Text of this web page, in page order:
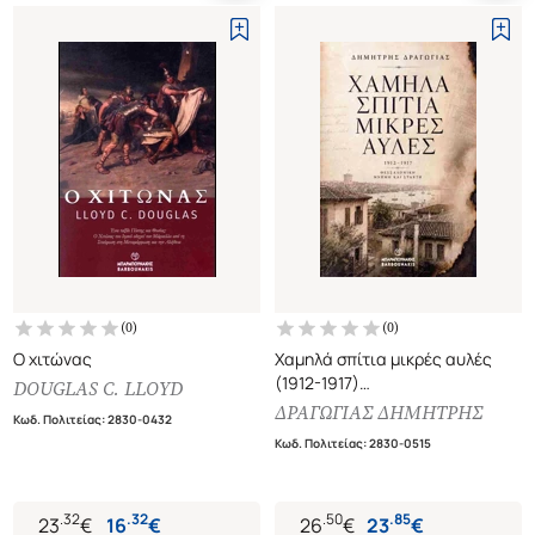
(0)
Ο χιτώνας
DOUGLAS C. LLOYD
Κωδ. Πολιτείας:2830-0432
23.32€ 16.32€
(0)
Χαμηλά σπίτια μικρές αυλές
(1912-1917)
Θεσσαλονίκη, μνήμη και στάχτη
ΔΡΑΓΩΓΙΑΣ ΔΗΜΗΤΡΗΣ
Κωδ. Πολιτείας:2830-0515
26.50€ 23.85€